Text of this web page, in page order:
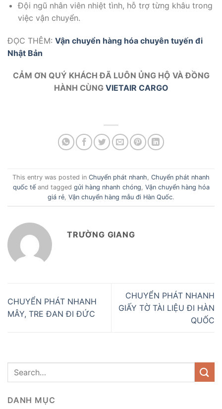
Đội ngũ nhân viên nhiệt tình, hỗ trợ từng khâu trong
việc vận chuyển.
ĐỌC THÊM: Vận chuyển hàng hóa chuyên tuyến đi
Nhật Bản
CẢM ƠN QUÝ KHÁCH ĐÃ LUÔN ỦNG HỘ VÀ ĐỒNG
HÀNH CÙNG VIETAIR CARGO
This entry was posted in Chuyển phát nhanh Chuyển phát nhanh
quốc tếand tagged gửi hàng nhanh chóng Vận chuyển hàng hóa
giá rẻ Vận chuyển hàng mẫu đi Hàn Quốc.
TRƯỜNG GIANG
CHUYỂN PHÁT NHANH
MÂY, TRE ĐAN ĐI ĐỨC
CHUYỂN PHÁT NHANH
GIẤY TỜ TÀI LIỆU ĐI HÀN
QUỐC
DANH MỤC